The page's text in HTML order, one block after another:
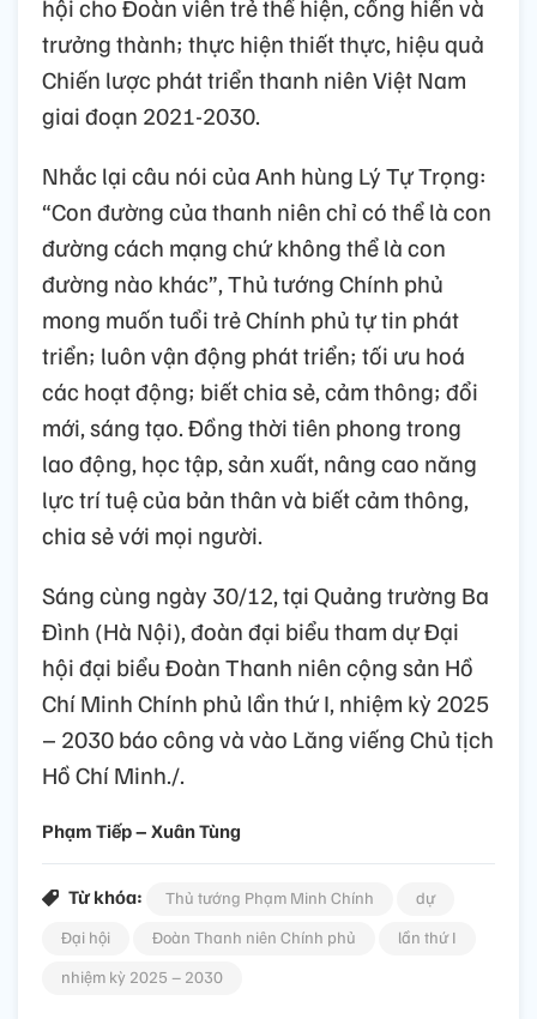
hội cho Đoàn viên trẻ thể hiện, cống hiến và
trưởng thành; thực hiện thiết thực, hiệu quả
Chiến lược phát triển thanh niên Việt Nam
giai đoạn 2021-2030.
Nhắc lại câu nói của Anh hùng Lý Tự Trọng:
“Con đường của thanh niên chỉ có thể là con
đường cách mạng chứ không thể là con
đường nào khác”, Thủ tướng Chính phủ
mong muốn tuổi trẻ Chính phủ tự tin phát
triển; luôn vận động phát triển; tối ưu hoá
các hoạt động; biết chia sẻ, cảm thông; đổi
mới, sáng tạo. Đồng thời tiên phong trong
lao động, học tập, sản xuất, nâng cao năng
lực trí tuệ của bản thân và biết cảm thông,
chia sẻ với mọi người.
Sáng cùng ngày 30/12, tại Quảng trường Ba
Đình (Hà Nội), đoàn đại biểu tham dự Đại
hội đại biểu Đoàn Thanh niên cộng sản Hồ
Chí Minh Chính phủ lần thứ I, nhiệm kỳ 2025
– 2030 báo công và vào Lăng viếng Chủ tịch
Hồ Chí Minh./.
Phạm Tiếp – Xuân Tùng
Từ khóa: Thủ tướng Phạm Minh Chính
dự
Đại hội
Đoàn Thanh niên Chính phủ
lần thứ I
nhiệm kỳ 2025 – 2030